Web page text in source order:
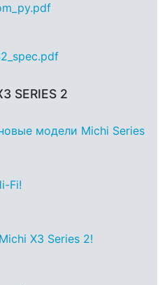
SERIES 2
модели Michi Series
Fi!
X3 Series 2!